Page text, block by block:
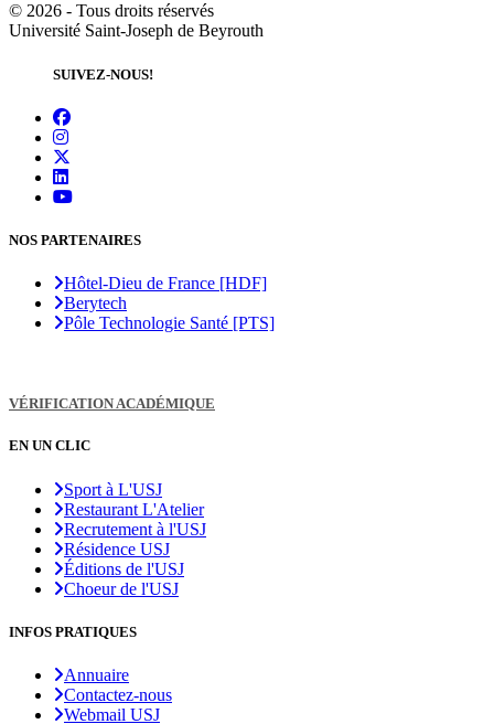
© 2026 - Tous droits réservés
Université Saint-Joseph de Beyrouth
SUIVEZ-NOUS!
NOS PARTENAIRES
Hôtel-Dieu de France [HDF]
Berytech
Pôle Technologie Santé [PTS]
VÉRIFICATION ACADÉMIQUE
EN UN CLIC
Sport à L'USJ
Restaurant L'Atelier
Recrutement à l'USJ
Résidence USJ
Éditions de l'USJ
Choeur de l'USJ
INFOS PRATIQUES
Annuaire
Contactez-nous
Webmail USJ